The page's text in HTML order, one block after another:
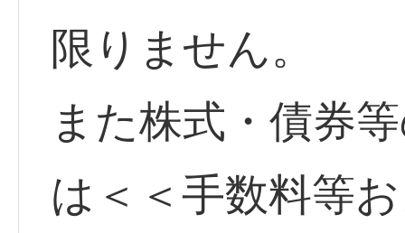
限りません。
また株式・債券
は＜＜手数料等